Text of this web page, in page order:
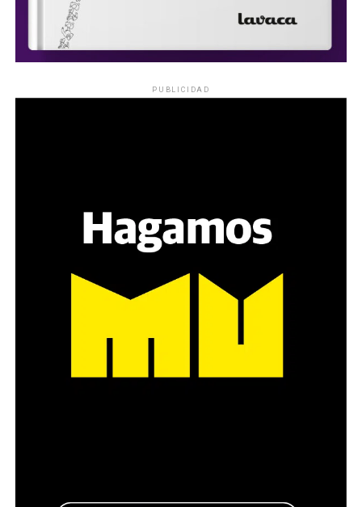
PUBLICIDAD